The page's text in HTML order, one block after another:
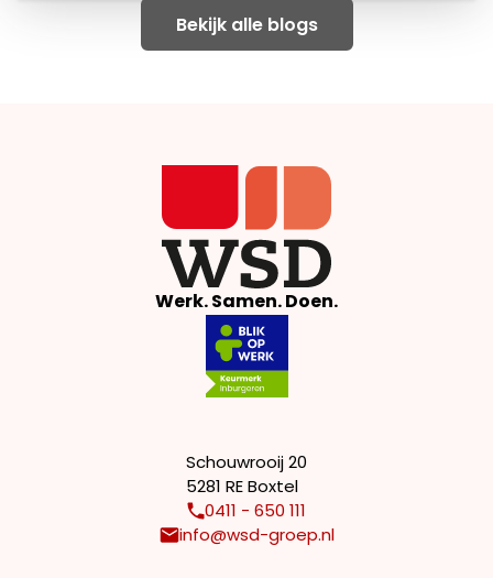
Bekijk alle blogs
Werk. Samen. Doen.
Schouwrooij 20
5281 RE Boxtel
0411 - 650 111
info@wsd-groep.nl